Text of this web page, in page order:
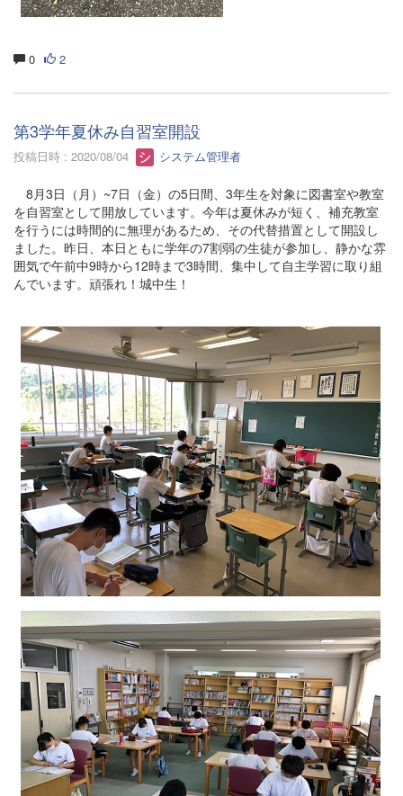
0 2
第3学年夏休み自習室開設
投稿日時 : 2020/08/04 システム管理者
8月3日（月）~7日（金）の5日間、3年生を対象に図書室や教室
を自習室として開放しています。今年は夏休みが短く、補充教室
を行うには時間的に無理があるため、その代替措置として開設し
ました。昨日、本日ともに学年の7割弱の生徒が参加し、静かな雰
囲気で午前中9時から12時まで3時間、集中して自主学習に取り組
んでいます。頑張れ！城中生！